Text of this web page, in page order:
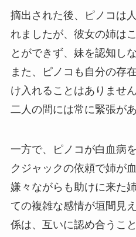
摘出された後、ピノコは
れましたが、彼女の姉は
とができず、妹を認知し
また、ピノコも自分の存
け入れることはありませ
二人の間には常に緊張が
一方で、ピノコが白血病
クジャックの依頼で姉が
嫌々ながらも助けに来た
ての複雑な感情が垣間見
係は、互いに認め合うこ